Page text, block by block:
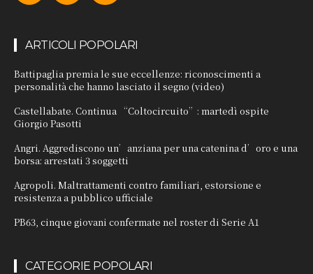
ARTICOLI POPOLARI
Battipaglia premia le sue eccellenze: riconoscimenti a
personalità che hanno lasciato il segno (video)
Castellabate. Continua “Coltocircuito”: martedì ospite
Giorgio Pasotti
Angri. Aggrediscono un’anziana per una catenina d’oro e una
borsa: arrestati 3 soggetti
Agropoli. Maltrattamenti contro familiari, estorsione e
resistenza a pubblico ufficiale
PB63, cinque giovani confermate nel roster di Serie A1
CATEGORIE POPOLARI